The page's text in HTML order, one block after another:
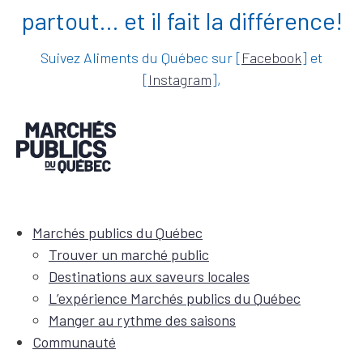
partout… et il fait la différence!
Suivez Aliments du Québec sur [Facebook] et
[Instagram],
Marchés publics du Québec
Trouver un marché public
Destinations aux saveurs locales
L’expérience Marchés publics du Québec
Manger au rythme des saisons
Communauté